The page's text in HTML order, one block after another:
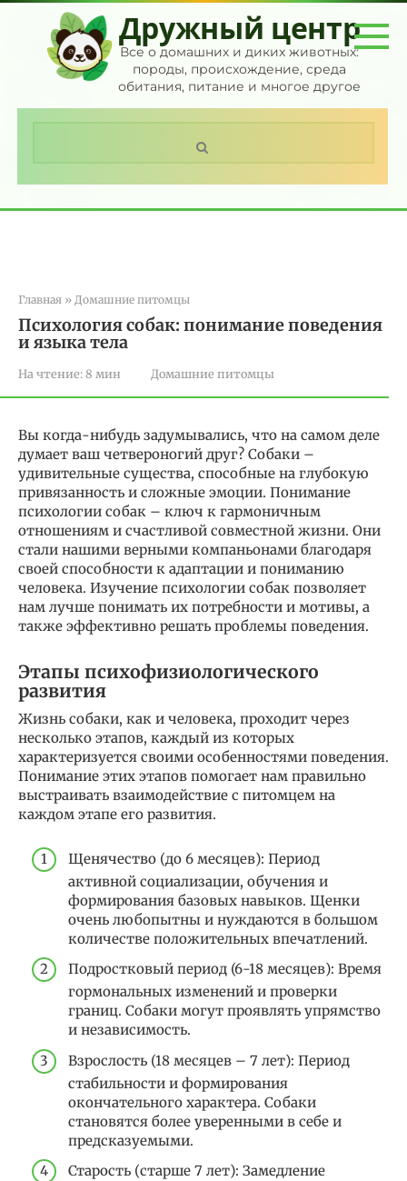
Перейти
контенту
Дружный центр
Все о домашних и диких животных:
породы, происхождение, среда
обитания, питание и многое другое
Главная » Домашние питомцы
Психология собак: понимание поведения
и языка тела
На чтение:8 мин Домашние питомцы
Вы когда-нибудь задумывались, что на самом деле
думает ваш четвероногий друг? Собаки –
удивительные существа, способные на глубокую
привязанность и сложные эмоции. Понимание
психологии собак – ключ к гармоничным
отношениям и счастливой совместной жизни. Они
стали нашими верными компаньонами благодаря
своей способности к адаптации и пониманию
человека. Изучение психологии собак позволяет
нам лучше понимать их потребности и мотивы, а
также эффективно решать проблемы поведения.
Этапы психофизиологического
развития
Жизнь собаки, как и человека, проходит через
несколько этапов, каждый из которых
характеризуется своими особенностями поведения.
Понимание этих этапов помогает нам правильно
выстраивать взаимодействие с питомцем на
каждом этапе его развития.
Щенячество (до 6 месяцев): Период
активной социализации, обучения и
формирования базовых навыков. Щенки
очень любопытны и нуждаются в большом
количестве положительных впечатлений.
Подростковый период (6-18 месяцев): Время
гормональных изменений и проверки
границ. Собаки могут проявлять упрямство
и независимость.
Взрослость (18 месяцев – 7 лет): Период
стабильности и формирования
окончательного характера. Собаки
становятся более уверенными в себе и
предсказуемыми.
Старость (старше 7 лет): Замедление